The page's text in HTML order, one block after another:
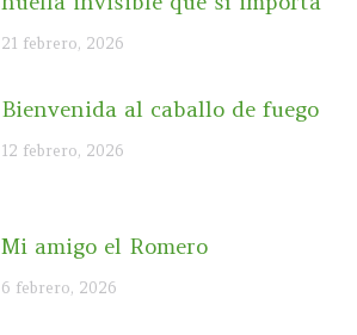
21 febrero, 2026
Bienvenida al caballo de fuego
12 febrero, 2026
Mi amigo el Romero
6 febrero, 2026